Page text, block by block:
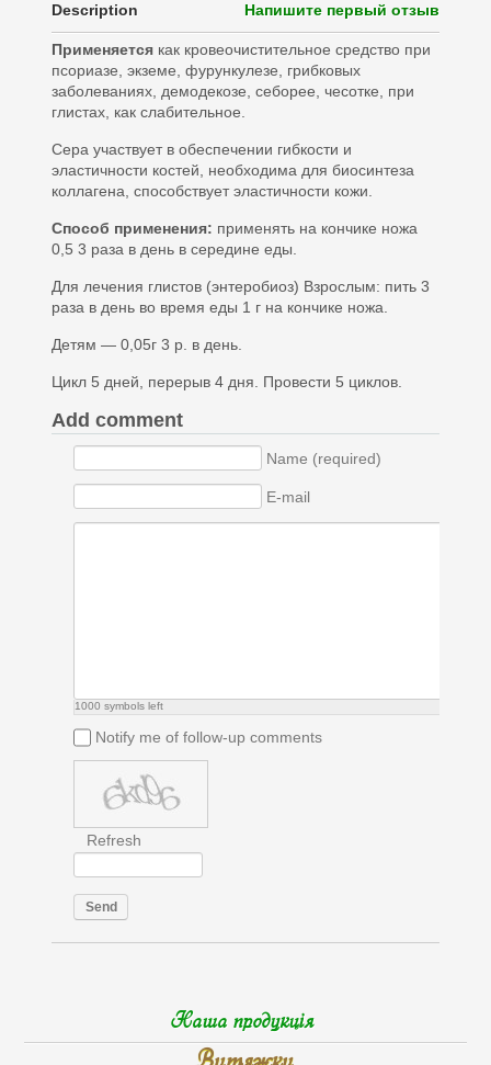
Description Напишите первый отзыв
Применяетсякак кровеочистительное средство при
псориазе, экземе, фурункулезе, грибковых
заболеваниях, демодекозе, себорее, чесотке, при
глистах, как слабительное.
Сера участвует в обеспечении гибкости и
эластичности костей, необходима для биосинтеза
коллагена, способствует эластичности кожи.
Способ применения: применять на кончике ножа
0,5 3 раза в день в середине еды.
Для лечения глистов (энтеробиоз) Взрослым: пить 3
раза в день во время еды 1 г на кончике ножа.
Детям — 0,05г 3 р. в день.
Цикл 5 дней, перерыв 4 дня. Провести 5 циклов.
Add comment
Name (required)
E-mail
1000 symbols left
Notify me of follow-up comments
Refresh
Send
Наша продукція